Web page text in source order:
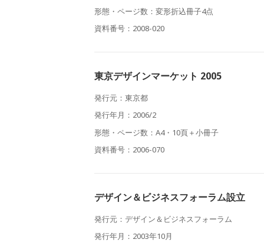
形態・ページ数：変形折込冊子4点
資料番号：2008-020
東京デザインマーケット 2005
発行元：東京都
発行年月：2006/2
形態・ページ数：A4・10頁＋小冊子
資料番号：2006-070
デザイン＆ビジネスフォーラム設立
発行元：デザイン＆ビジネスフォーラム
発行年月：2003年10月